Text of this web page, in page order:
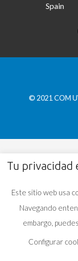
Spain
© 2021 COM
Tu privacidad
Este sitio web usa
Navegando
embargo,
Configurar